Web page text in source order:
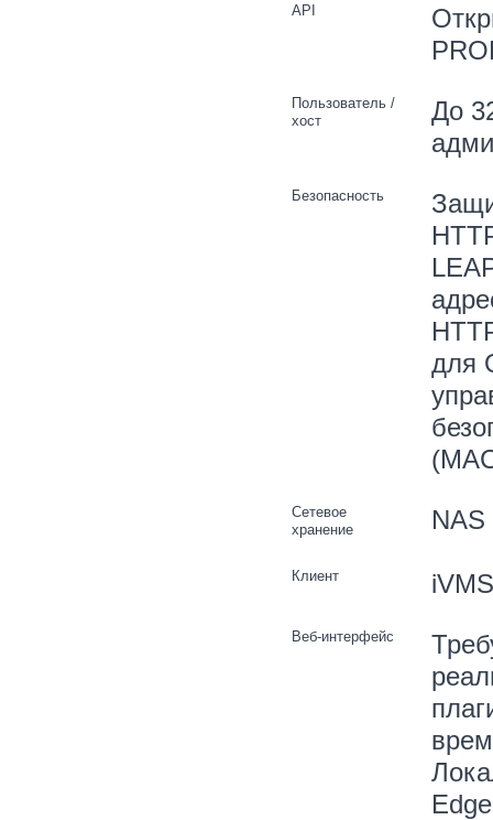
API
Пользователь /
хост
До
Безопасность
для
Сетевое
хранение
Клиент
Веб-интерфейс